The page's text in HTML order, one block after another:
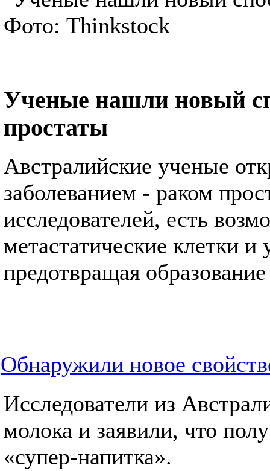
Ученые нашли новый
простаты
Австралийские ученые
заболеванием - раком
исследователей, есть
метастатические клетки
предотвращая
Обнаружили новое
Исследователи из
молока и заявили, что
«супер-напитка».